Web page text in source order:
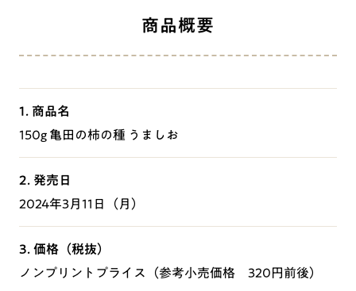
商品概要
1. 商品名
150g 亀田の柿の種 うましお
2. 発売日
2024年3月11日（月）
3. 価格（税抜）
ノンプリントプライス（参考小売価格 320円前後）